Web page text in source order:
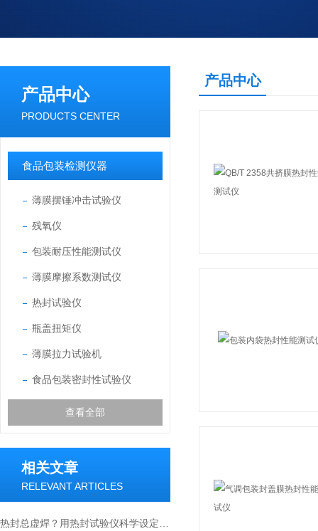
产品中心
PRODUCTS CENTER
食品包装检测仪器
薄膜摆锤冲击试验仪
残氧仪
包装耐压性能测试仪
薄膜摩擦系数测试仪
热封试验仪
瓶盖扭矩仪
薄膜拉力试验机
食品包装密封性试验仪
查看全部
相关文章
RELEVANT ARTICLES
产品中心